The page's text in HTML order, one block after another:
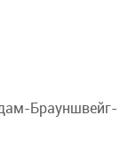
Брауншвейг-